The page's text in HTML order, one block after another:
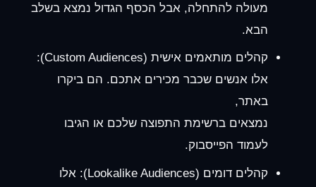
מעולה להתחלה, אבל הכסף הגדול נמצא בשלב
הבא.
קהלים מותאמים אישית (Custom Audiences):
אלו אנשים שכבר מכירים אתכם. הם ביקרו
באתר,
נמצאים ברשימת התפוצה שלכם או הגיבו
לעמוד הפייסבוק.
קהלים דומים (Lookalike Audiences):
אלו